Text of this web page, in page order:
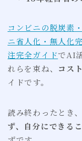
コンビニの脱炭素
ニ省人化・無人化
注完全ガイドでAI
れらを束ね、 コス
イドです。
読み終わったとき
ず、自分にできる